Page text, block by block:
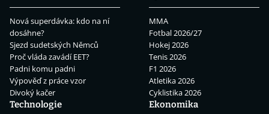
Nová superdávka: kdo na ní
dosáhne?
Sjezd sudetských Němců
Proč vláda zavádí EET?
Padni komu padni
Výpověď z práce vzor
Divoký kačer
MMA
Fotbal 2026/27
Hokej 2026
Tenis 2026
F1 2026
Atletika 2026
Cyklistika 2026
Technologie
Ekonomika